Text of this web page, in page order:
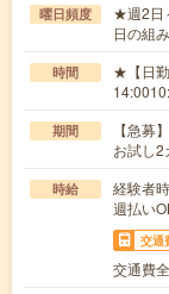
曜日頻度
★週2日
日の組
時間
★【日
期間
【急募
お試し2
時給
経験者
週払い
交通
交通費